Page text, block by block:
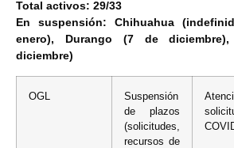
Total activos: 29/33
En suspensión: Chihuahua
enero), Durango (7 de
diciembre)
OGL
Suspensión
de plazos
(solicitudes,
recursos de